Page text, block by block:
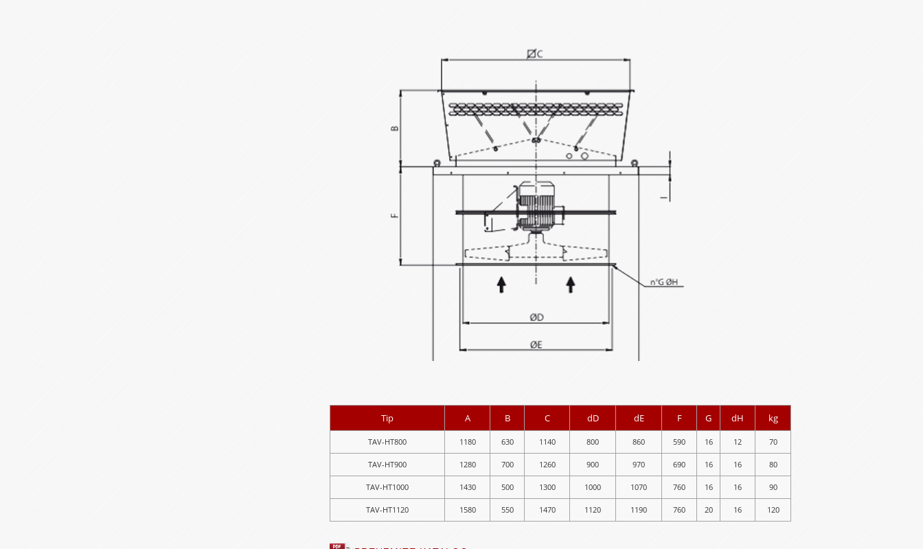
Tip A B C dD dE F G dH kg
TAV-HT800 1180 630 1140 800 860 590 16 12 70
TAV-HT900 1280 700 1260 900 970 690 16 16 80
TAV-HT1000 1430 500 1300 1000 1070 760 16 16 90
TAV-HT1120 1580 550 1470 1120 1190 760 20 16 120